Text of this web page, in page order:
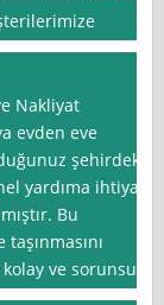
Nakliyat
evden eve
şehirdeki
yardıma ihtiyaç
Bu
ve sorunsuz